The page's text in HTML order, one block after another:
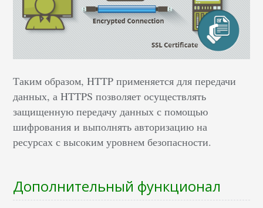
Таким образом, HTTP применяется для передачи
данных, а HTTPS позволяет осуществлять
защищенную передачу данных с помощью
шифрования и выполнять авторизацию на
ресурсах с высоким уровнем безопасности.
Дополнительный функционал